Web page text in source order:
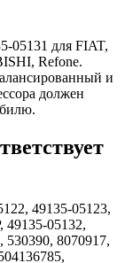
05131 для FIAT,
Refone.
и
должен
49135-05123,
49135-05132,
530390, 8070917,